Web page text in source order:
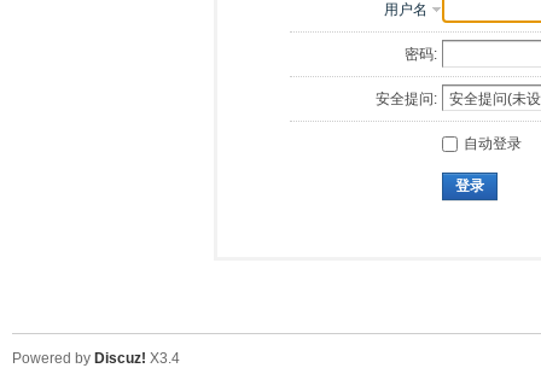
用户名
密码:
安全提问:
自动登录
登录
Powered by Discuz! X3.4